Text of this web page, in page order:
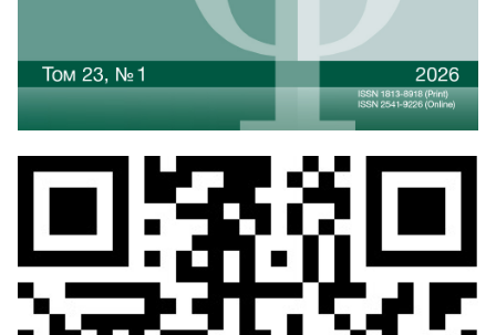
адресу: г. Москва, ул. Мясницкая, д. 20. Тел.: +7 (495)
772-95-90 (доб. 15429), и в здании НИУ ВШЭ на
Покровке: г. Москва, Покровский б-р, д. 11, R 103
(вход по пропускам). Тел.: +7 495 772-95-90 доб.
27744
Дополнительная информация на сайтеhttps://law-
journal.hse.ru/